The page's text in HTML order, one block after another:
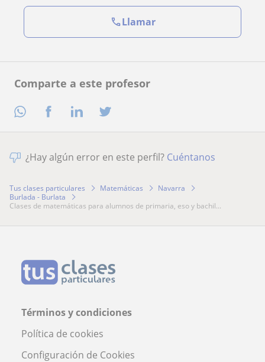
Comparte a este profesor
Llamar
¿Hay algún error en este perfil? Cuéntanos
Tus clases particulares Matemáticas
Navarra
Burlada - Burlata
clases de matemáticas para alumnos de primaria, eso y bachil...
Términos y condiciones
Política de cookies
Configuración de Cookies